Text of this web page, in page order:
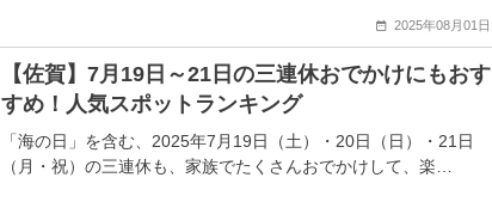
2025年08月01日
【佐賀】7月19日～21日の三連休おでかけにもおす
すめ！人気スポットランキング
「海の日」を含む、2025年7月19日（土）・20日（日）・21日
（月・祝）の三連休も、家族でたくさんおでかけして、楽…